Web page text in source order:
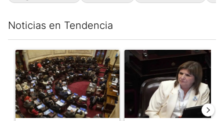
Noticias en Tendencia
Un artículo de tendencia con el título "El Senado dio media
Un artículo de tendencia